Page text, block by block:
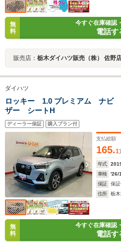
無
料
今すぐ在庫確認
電話す
販売店： 栃木ダイハツ販売（株） 佐野
ダイハツ
ロッキー 1.0 プレミアム ナビ
ザー シートH
ディーラー保証 購入プラン付
支払総額
165.1
年式
車検
'26/
保証
保
住所
栃
無
料
今すぐ在庫確認
電話す